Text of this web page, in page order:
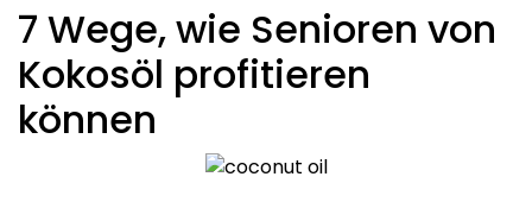
7 Wege, wie Senioren von
Kokosöl profitieren
können